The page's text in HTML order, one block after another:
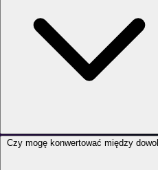
Czy mogę konwertować między